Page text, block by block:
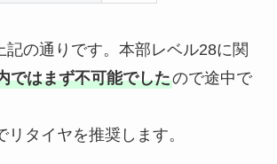
記の通りです。本部レベル28に関
ではまず不可能でしたので途中で
タイヤを推奨します。